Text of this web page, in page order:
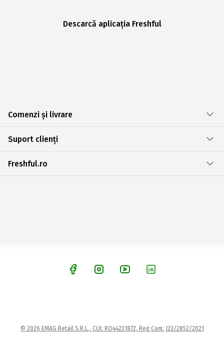
Descarcă aplicația Freshful
Comenzi și livrare
Suport clienți
Freshful.ro
© 2026 EMAG Retail S.R.L., CUI: RO44231872, Reg.Com: J23/2852/2021